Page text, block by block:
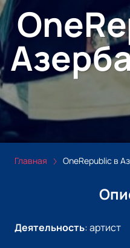
Главная OneRepublic в
Деятельность:артист